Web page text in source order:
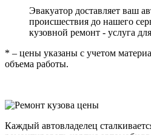
Эвакуатор доставляет ваш
происшествия до нашего
кузовной ремонт - услуга
* – цены указаны с учетом
объема работы.
Каждый автовладелец